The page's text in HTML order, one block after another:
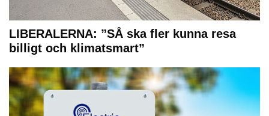
LIBERALERNA: ”SÅ ska fler kunna resa
billigt och klimatsmart”